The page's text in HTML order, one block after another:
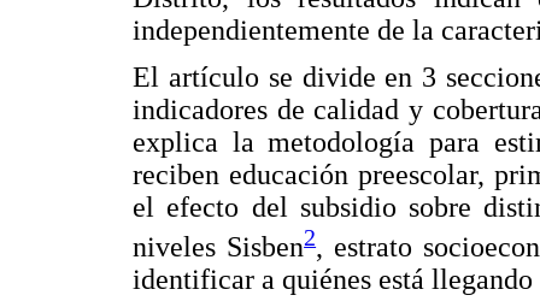
independientemente de la
El artículo se divide en 3
indicadores de calidad y
explica la metodología para
reciben educación preescolar,
el efecto del subsidio sobre
niveles Sisben2, estrato
identificar a quiénes está